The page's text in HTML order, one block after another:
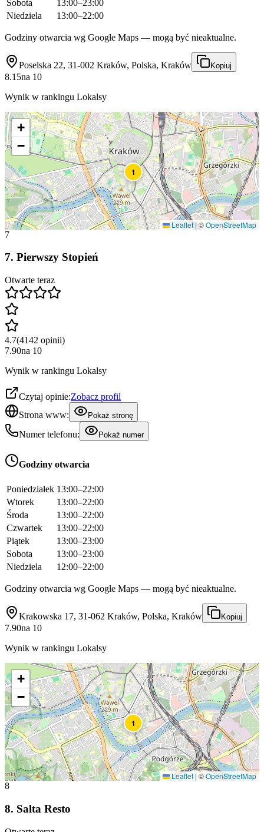
Sobota
13:00–23:00
Niedziela
13:00–22:00
Godziny otwarcia wg Google Maps — mogą być nieaktualne.
Poselska 22, 31-002 Kraków, Polska, Kraków Kopiuj
8.15na 10
Wynik w rankingu Lokalsy
1
+
−
Leaflet|©OpenStreetMap
7
7. Pierwszy Stopień
Otwarte teraz
4.7(4142 opinii)
7.90na 10
Wynik w rankingu Lokalsy
Czytaj opinie:Zobacz profil
Strona www:
Pokaż stronę
Numer telefonu: Pokaż numer
Godziny otwarcia
Poniedziałek 13:00–22:00
Wtorek
13:00–22:00
Środa
13:00–22:00
Czwartek
13:00–22:00
Piątek
13:00–23:00
Sobota
13:00–23:00
Niedziela
12:00–22:00
Godziny otwarcia wg Google Maps — mogą być nieaktualne.
Krakowska 17, 31-062 Kraków, Polska, Kraków Kopiuj
7.90na 10
Wynik w rankingu Lokalsy
1
+
−
Leaflet | ©OpenStreetMap
8
8. Salta Resto